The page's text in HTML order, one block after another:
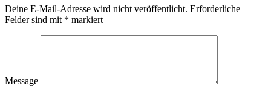
Deine E-Mail-Adresse wird nicht veröffentlicht. Erforderliche
Felder sind mit * markiert
Message